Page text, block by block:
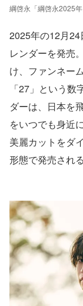
綱啓永「綱啓永2025
2025年の12月
レンダーを発売
け、ファンネー
「27」という
ダーは、日本を
をいつでも身近
美麗カットをダ
形態で発売され